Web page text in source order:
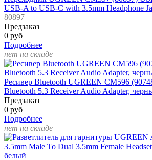
USB-A to USB-C with 3.5mm Headphone
80897
Предзаказ
0 руб
Подробнее
нет на складе
Ресивер Bluetooth UGREEN CM596
Bluetooth 5.3 Receiver Audio Adapter,
Предзаказ
0 руб
Подробнее
нет на складе